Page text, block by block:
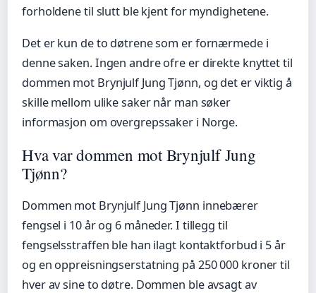
forholdene til slutt ble kjent for myndighetene.
Det er kun de to døtrene som er fornærmede i
denne saken. Ingen andre ofre er direkte knyttet til
dommen mot Brynjulf Jung Tjønn, og det er viktig å
skille mellom ulike saker når man søker
informasjon om overgrepssaker i Norge.
Hva var dommen mot Brynjulf Jung
Tjønn?
Dommen mot Brynjulf Jung Tjønn innebærer
fengsel i 10 år og 6 måneder. I tillegg til
fengselsstraffen ble han ilagt kontaktforbud i 5 år
og en oppreisningserstatning på 250 000 kroner til
hver av sine to døtre. Dommen ble avsagt av